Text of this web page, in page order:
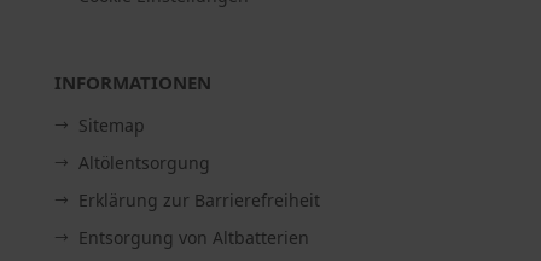
INFORMATIONEN
Sitemap
Altölentsorgung
Erklärung zur Barrierefreiheit
Entsorgung von Altbatterien